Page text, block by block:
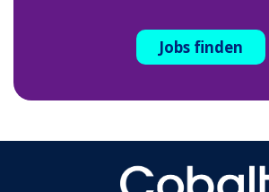
Jobs finden